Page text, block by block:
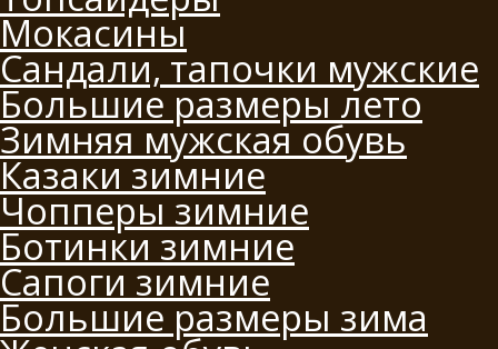
Мокасины
Сандали, тапочки мужские
Большие размеры лето
Зимняя мужская обувь
Казаки зимние
Чопперы зимние
Ботинки зимние
Сапоги зимние
Большие размеры зима